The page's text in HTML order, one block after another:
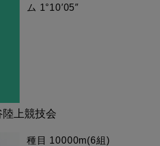
ム 1°10′05″
上競技会
種目 10000m(6組)